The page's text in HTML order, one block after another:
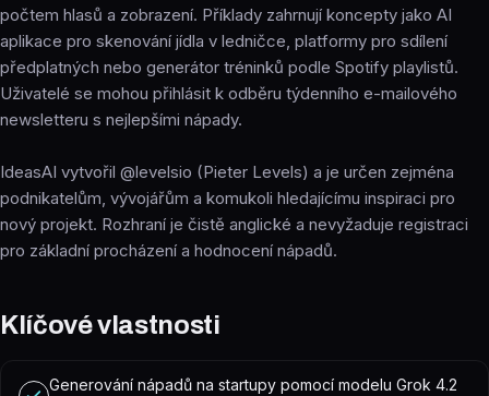
počtem hlasů a zobrazení. Příklady zahrnují koncepty jako AI
aplikace pro skenování jídla v ledničce, platformy pro sdílení
předplatných nebo generátor tréninků podle Spotify playlistů.
Uživatelé se mohou přihlásit k odběru týdenního e-mailového
newsletteru s nejlepšími nápady.
IdeasAI vytvořil @levelsio (Pieter Levels) a je určen zejména
podnikatelům, vývojářům a komukoli hledajícímu inspiraci pro
nový projekt. Rozhraní je čistě anglické a nevyžaduje registraci
pro základní procházení a hodnocení nápadů.
Klíčové vlastnosti
Generování nápadů na startupy pomocí modelu Grok 4.2